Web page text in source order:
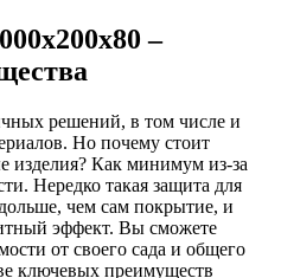
–
решений, в том числе и
Но почему стоит
изделия? Как минимум из-за
Нередко такая защита для
чем сам покрытие, и
эффект. Вы сможете
от своего сада и общего
ключевых преимуществ